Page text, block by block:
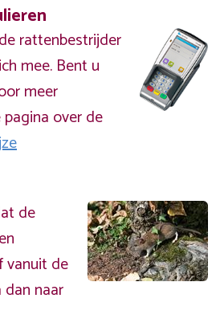
rattenbestrijder
mee. Bent u
meer
over de
de
vanuit de
dan naar